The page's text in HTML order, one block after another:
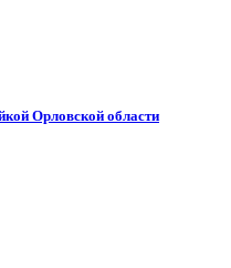
Орловской области